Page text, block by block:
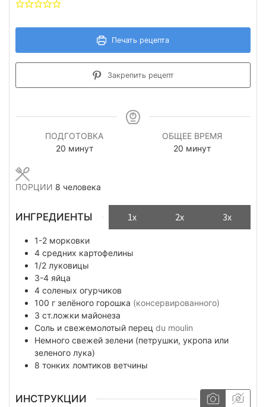
Печать рецепта
Закрепить рецепт
ПОДГОТОВКА
20минуты
минут
ОБЩЕЕ ВРЕМЯ
20минуты
минут
ПОРЦИИ 8 человека
ИНГРЕДИЕНТЫ 1x 2x 3x
1-2 морковки
4 средних картофелины
1/2 луковицы
3-4 яйца
4 соленых огурчиков
100 г зелёного горошка (консервированного)
3 ст.ложки майонеза
Соль и свежемолотый перец du moulin
Немного свежей зелени (петрушки, укропа или
зеленого лука)
8 тонких ломтиков ветчины
ИНСТРУКЦИИ